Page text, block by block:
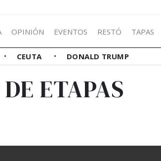
OPINIÓN EVENTOS RESTÓ TAPAS
CEUTA DONALD TRUMP
ETAPAS